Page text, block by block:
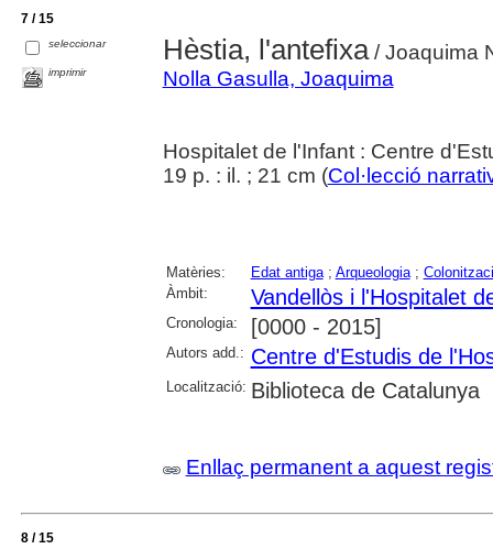
7 / 15
seleccionar
imprimir
Hèstia, l'antefixa/ Joaquima
Nolla Gasulla, Joaquima
Hospitalet de l'Infant : Centre
19 p. : il. ; 21 cm (Col·lecció
Matèries: Edat antiga; Arqueologia;
Àmbit:
Vandellòs i l'Hospitalet
Cronologia: [0000 - 2015]
Autors add.: Centre d'Estudis de
Localització: Biblioteca de Catalunya
Enllaç permanent a aquest
8 / 15